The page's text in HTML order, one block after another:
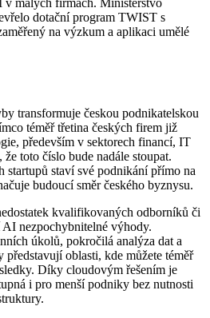
dotační program TWIST s
na výzkum a aplikaci umělé
transformuje českou podnikatelskou
téměř třetina českých firem již
především v sektorech financí, IT
toto číslo bude nadále stoupat.
startupů staví své podnikání přímo na
budoucí směr českého byznysu.
kvalifikovaných odborníků či
AI nezpochybnitelné výhody.
úkolů, pokročilá analýza dat a
představují oblasti, kde můžete téměř
Díky cloudovým řešením je
i pro menší podniky bez nutnosti